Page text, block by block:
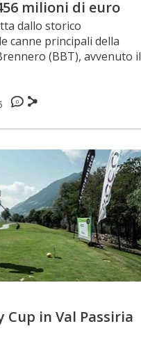
milioni di euro
dallo storico
canne principali della
(BBT), avvenuto il
0
Cup in Val Passiria